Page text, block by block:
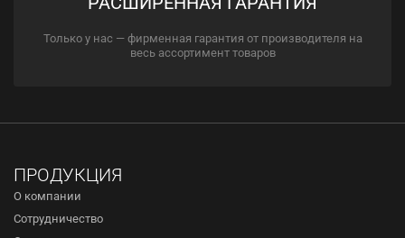
Только у нас — фирменная гарантия от производителя на
весь ассортимент товаров
ПРОДУКЦИЯ
О компании
Сотрудничество